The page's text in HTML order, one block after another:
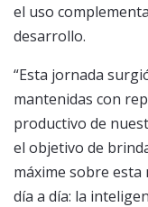
el uso
desarrollo.
“Esta jornada
mantenidas con
productivo de
el objetivo de
máxime sobre
día a día: la